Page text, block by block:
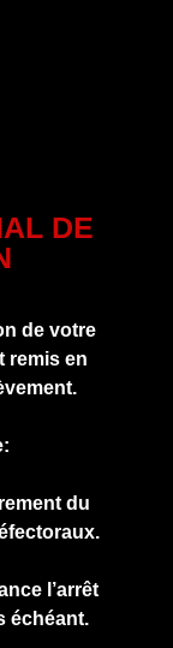
DE
de votre
remis en
du
l’arrêt
échéant.